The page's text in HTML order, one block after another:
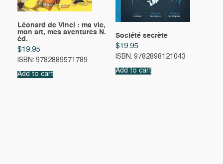
Léonard de Vinci : ma vie,
mon art, mes aventures N.
éd.
$19.95
ISBN: 9782889571789
Add to cart
Société secrète
$19.95
ISBN: 9782898121043
Add to cart